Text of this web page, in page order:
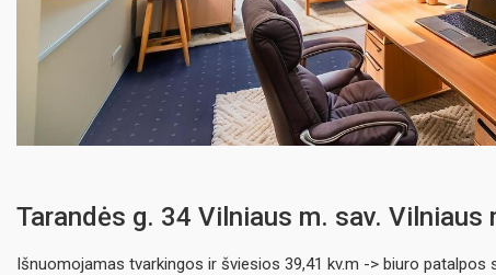
Tarandės g. 34 Vilniaus m. sav. Vilniaus
Išnuomojamas tvarkingos ir šviesios 39,41 kv.m -> biuro patalpos